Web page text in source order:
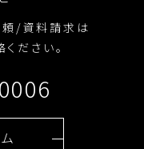
頼/資料請求は
ださい。